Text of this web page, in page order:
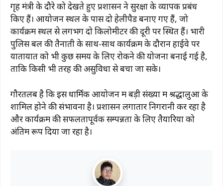
गृह मंत्री के दौरे को देखते हुए प्रशासन ने सुरक्षा के व्यापक प्रबंध
किए हैं। आयोजन स्थल के पास दो हेलीपैड बनाए गए हैं, जो
कार्यक्रम स्थल से लगभग दो किलोमीटर की दूरी पर स्थित हैं। भारी
पुलिस बल की तैनाती के साथ-साथ कार्यक्रम के दौरान हाईवे पर
यातायात को भी कुछ समय के लिए रोकने की योजना बनाई गई है,
ताकि किसी भी तरह की असुविधा से बचा जा सके।
गौरतलब है कि इस धार्मिक आयोजन में बड़ी संख्या में श्रद्धालुओं के
शामिल होने की संभावना है। प्रशासन लगातार निगरानी कर रहा है
और कार्यक्रम की सफलतापूर्वक सम्पन्नता के लिए तैयारियों को
अंतिम रूप दिया जा रहा है।